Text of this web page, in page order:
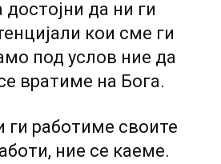
да ни ги
кои сме ги
под услов ние да
вратиме на Бога.
работиме своите
ние се каеме.